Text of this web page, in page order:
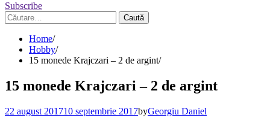
Subscribe
Caută
după:
Home
Hobby
15 monede Krajczari – 2 de argint
15 monede Krajczari – 2 de argint
22 august 201710 septembrie 2017byGeorgiu Daniel